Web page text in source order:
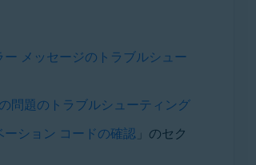
メッセージのトラブルシュー
問題のトラブルシューティング
ーション コードの確認」のセク